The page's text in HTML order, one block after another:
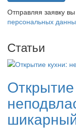
Отправляя заявку
персональных
Статьи
Открытие